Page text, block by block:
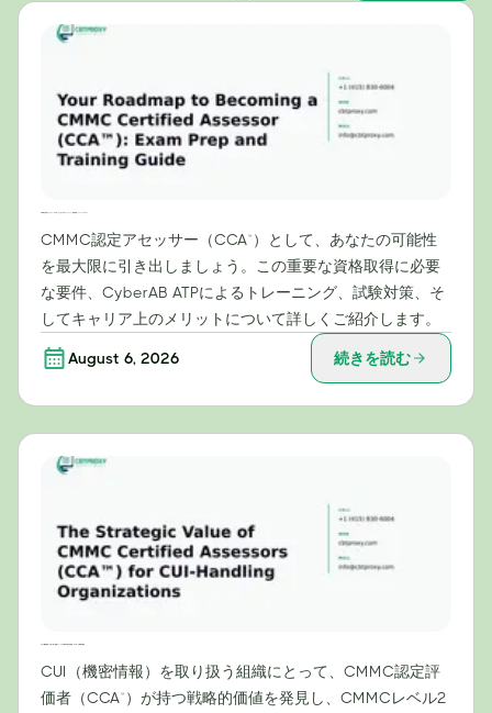
CMMC認定アセッサー（CCA™）として、あなたの可能性
を最大限に引き出しましょう。この重要な資格取得に必要
な要件、CyberAB ATPによるトレーニング、試験対策、そ
してキャリア上のメリットについて詳しくご紹介します。
August 6, 2026 続きを読む
CUI（機密情報）を取り扱う組織にとって、CMMC認定評
価者（CCA™）が持つ戦略的価値を発見し、CMMCレベル2